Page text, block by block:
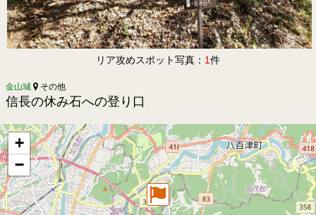
リア攻めスポット写真： 1件
金山城 その他
信長の休み石への登り口
+
−